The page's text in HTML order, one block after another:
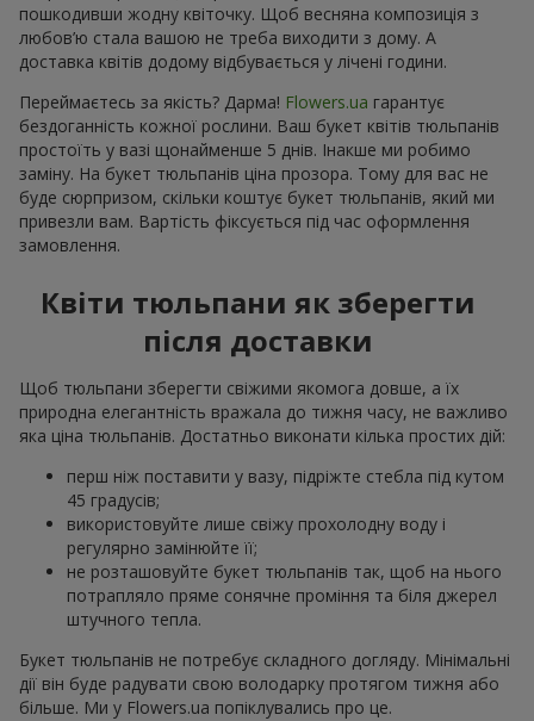
пошкодивши жодну квіточку. Щоб весняна композиція з
любов’ю стала вашою не треба виходити з дому. А
доставка квітів додому відбувається у лічені години.
Переймаєтесь за якість? Дарма! Flowers.ua гарантує
бездоганність кожної рослини. Ваш букет квітів тюльпанів
простоїть у вазі щонайменше 5 днів. Інакше ми робимо
заміну. На букет тюльпанів ціна прозора. Тому для вас не
буде сюрпризом, скільки коштує букет тюльпанів, який ми
привезли вам. Вартість фіксується під час оформлення
замовлення.
Квіти тюльпани як зберегти
після доставки
Щоб тюльпани зберегти свіжими якомога довше, а їх
природна елегантність вражала до тижня часу, не важливо
яка ціна тюльпанів. Достатньо виконати кілька простих дій:
перш ніж поставити у вазу, підріжте стебла під кутом
45 градусів;
використовуйте лише свіжу прохолодну воду і
регулярно замінюйте її;
не розташовуйте букет тюльпанів так, щоб на нього
потрапляло пряме сонячне проміння та біля джерел
штучного тепла.
Букет тюльпанів не потребує складного догляду. Мінімальні
дії він буде радувати свою володарку протягом тижня або
більше. Ми у Flowers.ua попіклувались про це.